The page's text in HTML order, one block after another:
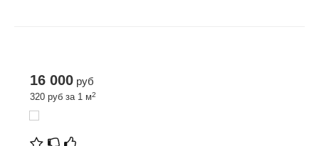
16 000 руб
320 руб за 1 м2